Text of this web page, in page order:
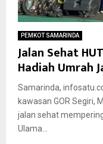
PEMKOT SAMARINDA
Jalan Sehat
Hadiah Umrah
Samarinda,
kawasan GOR Segiri,
jalan sehat
Ulama...